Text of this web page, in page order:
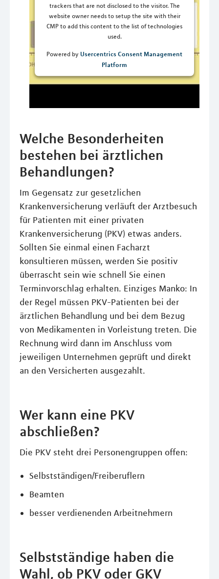
trackers that are not disclosed to the visitor. The
website owner needs to setup the site with their
CMP to add this content to the list of technologies
used.
Powered by Usercentrics Consent Management
Platform
Welche Besonderheiten
bestehen bei ärztlichen
Behandlungen?
Im Gegensatz zur gesetzlichen
Krankenversicherung verläuft der Arztbesuch
für Patienten mit einer privaten
Krankenversicherung (PKV) etwas anders.
Sollten Sie einmal einen Facharzt
konsultieren müssen, werden Sie positiv
überrascht sein wie schnell Sie einen
Terminvorschlag erhalten. Einziges Manko: In
der Regel müssen PKV-Patienten bei der
ärztlichen Behandlung und bei dem Bezug
von Medikamenten in Vorleistung treten. Die
Rechnung wird dann im Anschluss vom
jeweiligen Unternehmen geprüft und direkt
an den Versicherten ausgezahlt.
Wer kann eine PKV
abschließen?
Die PKV steht drei Personengruppen offen:
Selbstständigen/Freiberuflern
Beamten
besser verdienenden Arbeitnehmern
Selbstständige haben die
Wahl, ob PKV oder GKV